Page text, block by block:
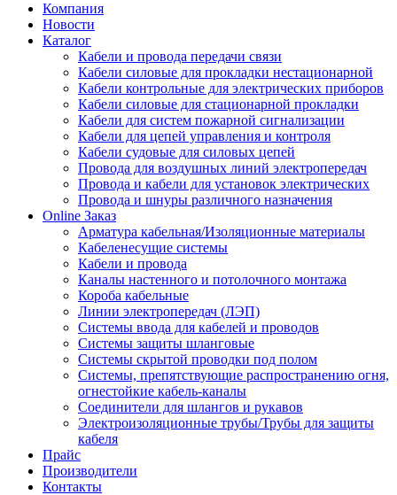
Компания
Новости
Каталог
Кабели и провода передачи связи
Кабели силовые для прокладки нестационарной
Кабели контрольные для электрических приборов
Кабели силовые для стационарной прокладки
Кабели для систем пожарной сигнализации
Кабели для цепей управления и контроля
Кабели судовые для силовых цепей
Провода для воздушных линий электропередач
Провода и кабели для установок электрических
Провода и шнуры различного назначения
Online Заказ
Арматура кабельная/Изоляционные материалы
Кабеленесущие системы
Кабели и провода
Каналы настенного и потолочного монтажа
Короба кабельные
Линии электропередач (ЛЭП)
Системы ввода для кабелей и проводов
Системы защиты шланговые
Системы скрытой проводки под полом
Системы, препятствующие распространению огня,
огнестойкие кабель-каналы
Соединители для шлангов и рукавов
Электроизоляционные трубы/Трубы для защиты
кабеля
Прайс
Производители
Контакты